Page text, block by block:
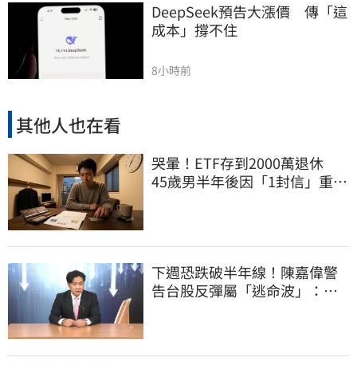
DeepSeek預告大漲價　傳「這
成本」撐不住
8小時前
其他人也在看
哭暈！ETF存到2000萬退休
45歲男半年後因「1封信」重回
下週恐跌破半年線！陳嘉偉警
告台股反彈屬「逃命波」：空